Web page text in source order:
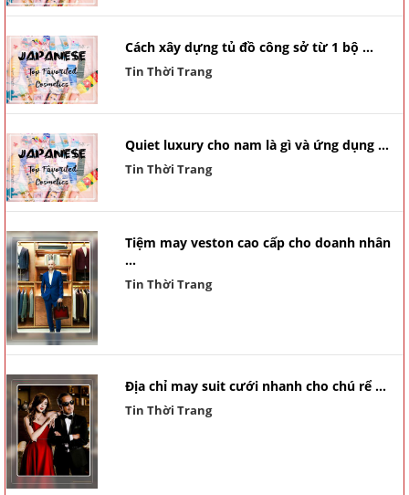
Cách xây dựng tủ đồ công sở từ 1 bộ ...
Tin Thời Trang
Quiet luxury cho nam là gì và ứng dụng ...
Tin Thời Trang
Tiệm may veston cao cấp cho doanh nhân
...
Tin Thời Trang
Địa chỉ may suit cưới nhanh cho chú rể ...
Tin Thời Trang